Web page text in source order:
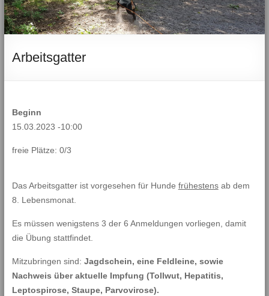
Arbeitsgatter
Beginn
15.03.2023 -10:00
freie Plätze: 0/3
Das Arbeitsgatter ist vorgesehen für Hunde frühestensab dem
8. Lebensmonat.
Es müssen wenigstens 3 der 6 Anmeldungen vorliegen, damit
die Übung stattfindet.
Mitzubringen sind: Jagdschein, eine Feldleine, sowie
Nachweis über aktuelle Impfung (Tollwut, Hepatitis,
Leptospirose, Staupe, Parvovirose).